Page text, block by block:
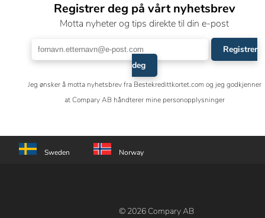
Registrer deg på vårt nyhetsbrev
Motta nyheter og tips direkte til din e-post
Registrer
deg
Jeg ønsker å motta nyhetsbrev fra Bestekredittkortet.com og jeg godkjenner
at Compary AB håndterer mine personopplysninger
Sweden Norway
© 2026 Compary AB